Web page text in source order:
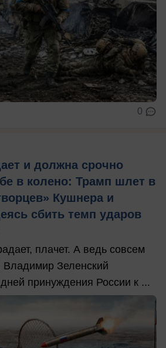
0
и должна срочно
в колено: Трамп шлет в
Кушнера и
сбить темп ударов
плачет. А ведь совсем
Зеленский
принуждения России к ...